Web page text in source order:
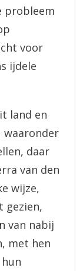
probleem
voor
ijdele
land en
waaronder
daar
van den
wijze,
gezien,
van nabij
met hen